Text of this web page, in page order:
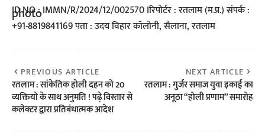
ID NO : IMMN/R/2024/12/002570 Iरिपोर्टर : रतलाम (म.प्र.) संपर्क :
+91-8819841169 पता : उदय विहार कॉलोनी, सैलाना, रतलाम
PREVIOUS ARTICLE
रतलाम : सांकेतिक होली दहन को 20
व्यक्तियो के साथ अनुमति ! पढ़े विस्तार से
कलेक्टर द्वारा प्रतिबंधात्मक आदेश
NEXT ARTICLE
रतलाम : गुर्जर समाज युवा इकाई का
अनूठा “होली प्रणाम” समारोह